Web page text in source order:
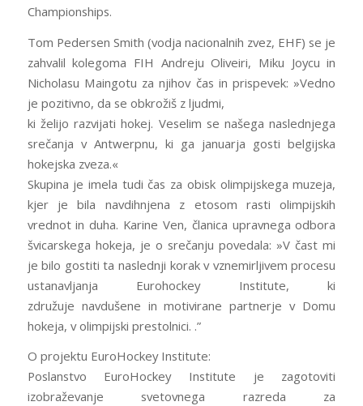
Championships.
Tom Pedersen Smith (vodja nacionalnih zvez, EHF) se je
zahvalil kolegoma FIH Andreju Oliveiri, Miku Joycu in
Nicholasu Maingotu za njihov čas in prispevek: »Vedno
je pozitivno, da se obkrožiš z ljudmi,
ki želijo razvijati hokej. Veselim se našega naslednjega
srečanja v Antwerpnu, ki ga januarja gosti belgijska
hokejska zveza.«
Skupina je imela tudi čas za obisk olimpijskega muzeja,
kjer je bila navdihnjena z etosom rasti olimpijskih
vrednot in duha. Karine Ven, članica upravnega odbora
švicarskega hokeja, je o srečanju povedala: »V čast mi
je bilo gostiti ta naslednji korak v vznemirljivem procesu
ustanavljanja Eurohockey Institute, ki
združuje navdušene in motivirane partnerje v Domu
hokeja, v olimpijski prestolnici. .”
O projektu EuroHockey Institute:
Poslanstvo EuroHockey Institute je zagotoviti
izobraževanje svetovnega razreda za